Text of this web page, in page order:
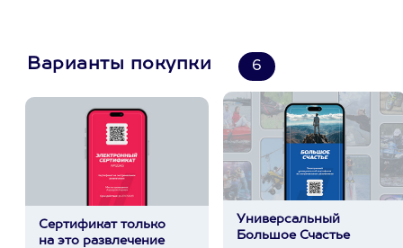
Варианты покупки 6
Сертификат только
на это развлечение
Универсальный
Большое Счастье